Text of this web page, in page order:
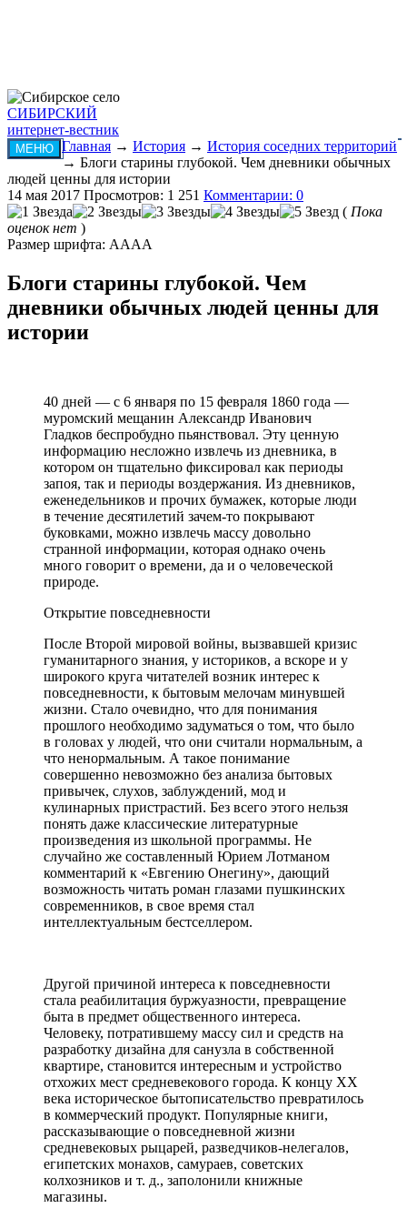
СИБИРСКИЙ
интернет-вестник
МЕНЮ Главная → История → История соседних территорий
→ Блоги старины глубокой. Чем дневники обычных
людей ценны для истории
14 мая 2017 Просмотров: 1 251 Комментарии: 0
( Пока
оценок нет )
Размер шрифта: AAAA
Блоги старины глубокой. Чем
дневники обычных людей ценны для
истории
40 дней — с 6 января по 15 февраля 1860 года —
муромский мещанин Александр Иванович
Гладков беспробудно пьянствовал. Эту ценную
информацию несложно извлечь из дневника, в
котором он тщательно фиксировал как периоды
запоя, так и периоды воздержания. Из дневников,
еженедельников и прочих бумажек, которые люди
в течение десятилетий зачем-то покрывают
буковками, можно извлечь массу довольно
странной информации, которая однако очень
много говорит о времени, да и о человеческой
природе.
Открытие повседневности
После Второй мировой войны, вызвавшей кризис
гуманитарного знания, у историков, а вскоре и у
широкого круга читателей возник интерес к
повседневности, к бытовым мелочам минувшей
жизни. Стало очевидно, что для понимания
прошлого необходимо задуматься о том, что было
в головах у людей, что они считали нормальным, а
что ненормальным. А такое понимание
совершенно невозможно без анализа бытовых
привычек, слухов, заблуждений, мод и
кулинарных пристрастий. Без всего этого нельзя
понять даже классические литературные
произведения из школьной программы. Не
случайно же составленный Юрием Лотманом
комментарий к «Евгению Онегину», дающий
возможность читать роман глазами пушкинских
современников, в свое время стал
интеллектуальным бестселлером.
Другой причиной интереса к повседневности
стала реабилитация буржуазности, превращение
быта в предмет общественного интереса.
Человеку, потратившему массу сил и средств на
разработку дизайна для санузла в собственной
квартире, становится интересным и устройство
отхожих мест средневекового города. К концу XX
века историческое бытописательство превратилось
в коммерческий продукт. Популярные книги,
рассказывающие о повседневной жизни
средневековых рыцарей, разведчиков-нелегалов,
египетских монахов, самураев, советских
колхозников и т. д., заполонили книжные
магазины.